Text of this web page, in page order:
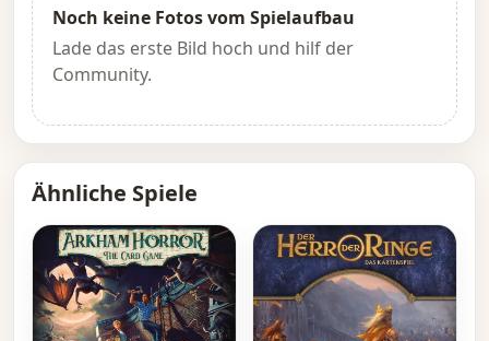
Noch keine Fotos vom Spielaufbau
Lade das erste Bild hoch und hilf der
Community.
Ähnliche Spiele